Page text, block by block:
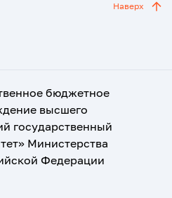
Наверх
бюджетное
высшего
государственный
Министерства
Федерации